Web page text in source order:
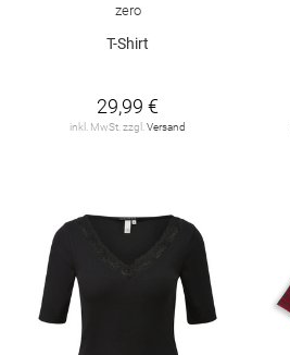
zero
T-Shirt
29,99 €
inkl. MwSt. zzgl. Versand